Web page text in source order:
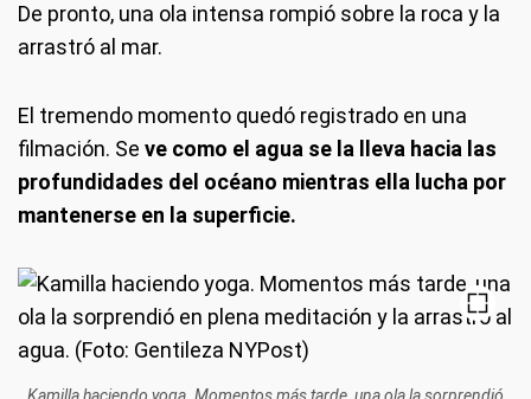
De pronto, una ola intensa rompió sobre la roca y la
arrastró al mar.
El tremendo momento quedó registrado en una
filmación. Se ve como el agua se la lleva hacia las
profundidades del océano mientras ella lucha por
mantenerse en la superficie.